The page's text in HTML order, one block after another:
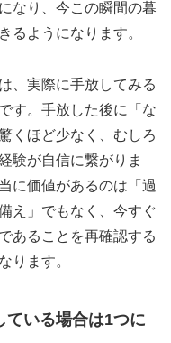
なり、今この瞬間の暮
るようになります。
、実際に手放してみる
す。手放した後に「な
くほど少なく、むしろ
験が自信に繋がりま
に価値があるのは「過
え」でもなく、今すぐ
あることを再確認する
ります。
ている場合は1つに